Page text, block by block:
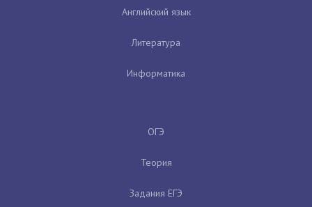
Английский язык
Литература
Информатика
ОГЭ
Теория
Задания ЕГЭ